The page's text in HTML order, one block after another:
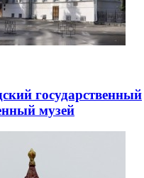
государственный
музей